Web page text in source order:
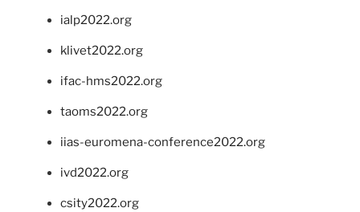
ialp2022.org
klivet2022.org
ifac-hms2022.org
taoms2022.org
iias-euromena-conference2022.org
ivd2022.org
csity2022.org